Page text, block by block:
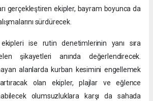
gerçekleştiren ekipler, bayram boyunca da
sürdürecek.
ise rutin denetimlerinin yanı sıra
şikayetleri anında değerlendirecek.
alanlarda kurban kesimini engellemek
olan ekipler, plajlar ve eğlence
olumsuzluklara karşı da sahada